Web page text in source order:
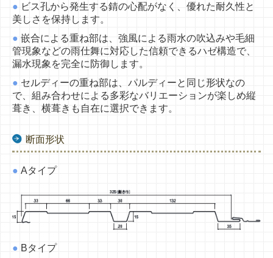
● ビス孔から発生する錆の心配がなく、優れた耐久性と
美しさを保持します。
● 嵌合による重ね部は、強風による雨水の吹込みや毛細
管現象などの雨仕舞に対応した信頼できるハゼ構造で、
漏水現象を完全に防御します。
● セルディーの重ね部は、パルディーと同じ形状なの
で、 組み合わせによる多彩なバリエーションが楽しめ縦
葺き、横葺きも自在に選択できます。
断面形状
● Aタイプ
● Bタイプ